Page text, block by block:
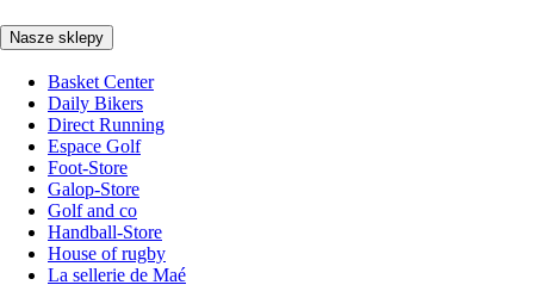
Nasze sklepy
Basket Center
Daily Bikers
Direct Running
Espace Golf
Foot-Store
Galop-Store
Golf and co
Handball-Store
House of rugby
La sellerie de Maé